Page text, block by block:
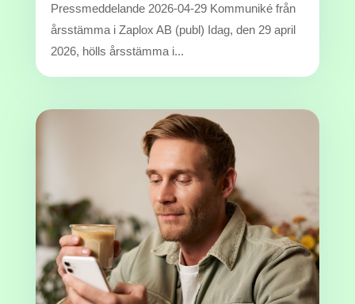
Pressmeddelande 2026-04-29 Kommuniké från
årsstämma i Zaplox AB (publ) Idag, den 29 april
2026, hölls årsstämma i...